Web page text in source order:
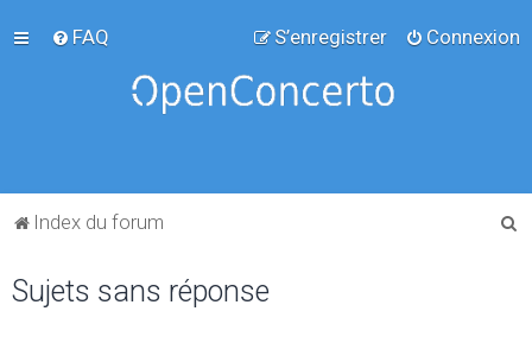
FAQ Connexion
S’enregistrer
Index du forum
Sujets sans réponse